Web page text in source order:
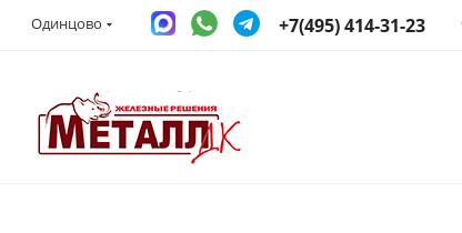
Одинцово +7(495) 414-31-23